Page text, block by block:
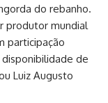
do rebanho.
produtor mundial
participação
de
Luiz Augusto